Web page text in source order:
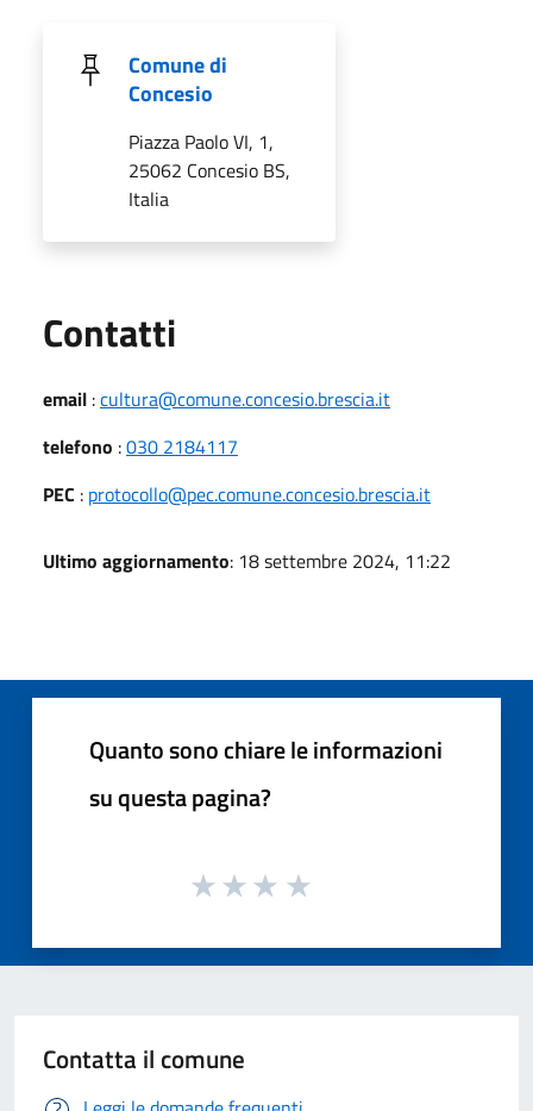
Comune di
Concesio
Piazza Paolo VI, 1,
25062 Concesio BS,
Italia
Contatti
email :cultura@comune.concesio.brescia.it
telefono :030 2184117
PEC : protocollo@pec.comune.concesio.brescia.it
Ultimo aggiornamento: 18 settembre 2024, 11:22
Quanto sono chiare le informazioni
su questa pagina?
Contatta il comune